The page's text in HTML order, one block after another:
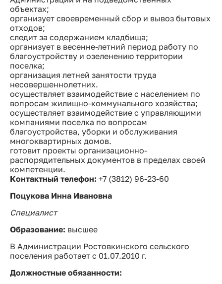
объектах;
организует своевременный сбор и вывоз бытовых
отходов;
следит за содержанием кладбища;
организует в весенне-летний период работу по
благоустройству и озеленению территории
поселка;
организация летней занятости труда
несовершеннолетних.
осуществляет взаимодействие с населением по
вопросам жилищно-коммунального хозяйства;
осуществляет взаимодействие с управляющими
компаниями поселка по вопросам
благоустройства, уборки и обслуживания
многоквартирных домов.
готовит проекты организационно-
распорядительных документов в пределах своей
компетенции.
Контактный телефон: +7 (3812) 96-23-60
Поцукова Инна Ивановна
Специалист
Образование: высшее
В Администрации Ростовкинского сельского
поселения работает с 01.07.2010 г.
Должностные обязанности: